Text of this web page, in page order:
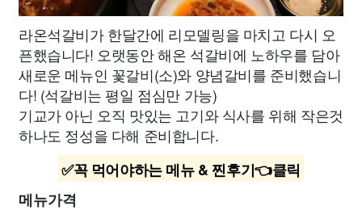
라온석갈비가 한달간에 리모델링을 마치고 다시 오
픈했습니다! 오랫동안 해온 석갈비에 노하우를 담아
새로운 메뉴인 꽃갈비(소)와 양념갈비를 준비했습니
다! (석갈비는 평일 점심만 가능)
기교가 아닌 오직 맛있는 고기와 식사를 위해 작은것
하나도 정성을 다해 준비합니다.
✅꼭 먹어야하는 메뉴 & 찐후기👈클릭
메뉴가격